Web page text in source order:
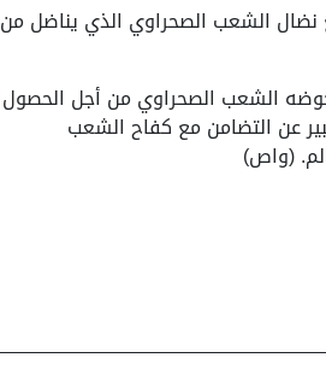
نضال الشعب الصحراوي الذي يناضل من
يخوضه الشعب الصحراوي من أجل الحصول
عن التضامن مع كفاح الشعب
(واص)